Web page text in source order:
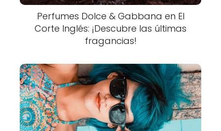
Perfumes Dolce & Gabbana en El
Corte Inglés: ¡Descubre las últimas
fragancias!